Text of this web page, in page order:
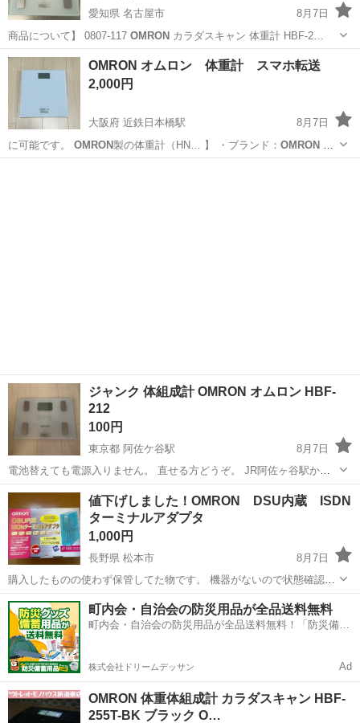
愛知県 名古屋市
8月7日
商品について】 0807-117 OMRONカラダスキャン 体重計 HBF-2…
愛知 名古屋市
OMRON オムロン 体重計 スマホ転送
2,000円
大阪府 近鉄日本橋駅
8月7日
に可能です。 OMRON製の体重計（HN… 】 ・ブランド： OMRON・
モデル：HN…
ジャンク 体組成計 OMRON オムロン HBF-
212
100円
東京都 阿佐ケ谷駅
8月7日
電池替えても電源入りません。 直せる方どうぞ。 JR阿佐ヶ谷駅か西
武新宿線鷺ノ宮駅周辺で取引希望です。
東京 杉並区 阿佐ケ谷駅
値下げしました！OMRON DSU内蔵 ISDN
ターミナルアダプタ
1,000円
長野県 松本市
8月7日
購入したものの使わず保管してた物です。 機器がないので状態確認出
来ていません。 古い物なので外箱に汚れ等あります。 諸々の不備予め
ご了承ください。 当方、喫煙者・ペットおりません。 イオンモール・
コモ庄内•並柳付近での受...
長野 松本市 その他 ターミナルアダプタ
町内会・自治会の防災用品が全品送料無料
町内会・自治会の防災用品が全品送料無料！「防災備蓄
株式会社ドリームデッサン Ad
OMRON 体重体組成計 カラダスキャン HBF-
255T-BK ブラック O…